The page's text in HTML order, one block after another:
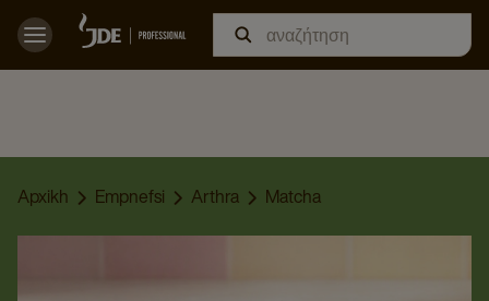
Apxikh Empnefsi Arthra Matcha